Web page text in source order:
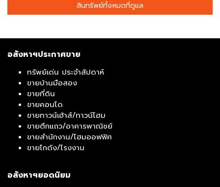
สินทรัพย์ทั้งหมดที่ดูแล
อสังหาฯประกาศขาย
ทรัพย์เด่น ประจำสัปดาห์
ขายบ้านมือสอง
ขายที่ดิน
ขายคอนโด
ขายทาวน์เฮ้าส์/ทาวน์โฮม
ขายตึกแถว/อาคารพาณิชย์
ขายสำนักงาน/โฮมออฟฟิศ
ขายโกดัง/โรงงาน
อสังหาฯยอดนิยม